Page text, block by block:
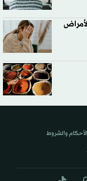
الأحكام والشروط